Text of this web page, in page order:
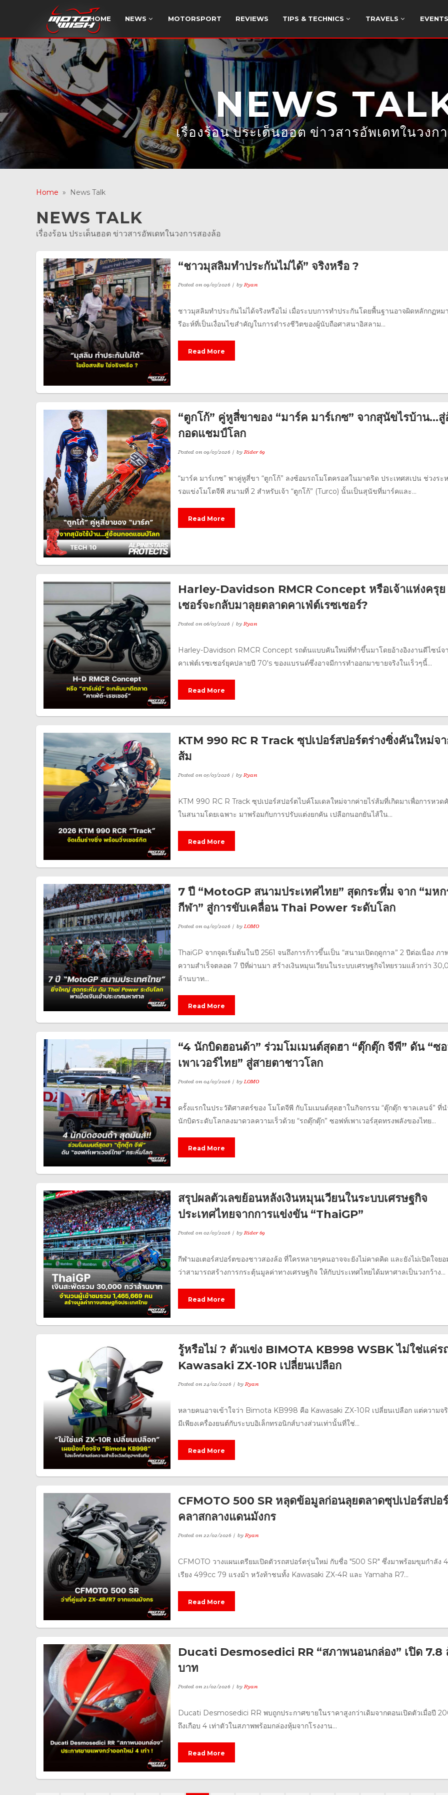
HOME NEWS MOTORSPORT REVIEWS TIPS & TECHNICS TRAVELS EVENTS
NEWS
เรื่องร้อน ประเด็นฮอต ข่าวสารอัพเดทในวงก
Home » News Talk
NEWS TALK
เรื่องร้อน ประเด็นฮอต ข่าวสารอัพเดทในวงการสองล้อ
“ชาวมุสลิมทำประกันไม่ได้” จริงหรือ ?
Posted on09/03/2026 byRyan
ชาวมุสลิมทำประกันไม่ได้จริงหรือไม่ เมื่อระบบการทำประกันโดยพื้นฐานอาจผิดหลักกฏหม
รีอะห์ที่เป็นเงื่อนไขสำคัญในการดำรงชีวิตของผู้นับถือศาสนาอิสลาม...
Read More
“ตูกโก้” คู่หูสี่ขาของ “มาร์ค มาร์เกซ” จากสุนัขไรบ้าน…
กอดแชมป์โลก
Posted on09/03/2026 byRider 69
“มาร์ค มาร์เกซ” พาคู่หูสี่ขา “ตูกโก้” ลงซ้อมรถโมโตครอสในมาดริด ประเทศสเปน ช่วงระ
รอแข่งโมโตจีพี สนามที่ 2 สำหรับเจ้า “ตูกโก้” (Turco) นั้นเป็นสุนัขที่มาร์คและ...
Read More
Harley-Davidson RMCR Concept หรือเจ้าแห่งครุย
เซอร์จะกลับมาลุยตลาดคาเฟ่ต์เรซเซอร์?
Posted on06/03/2026 byRyan
Harley-Davidson RMCR Concept รถต้นแบบคันใหม่ที่ทำขึ้นมาโดยอ้างอิงงานดีไซน์จ
คาเฟ่ต์เรซเซอร์ยุคปลายปี 70's ของแบรนด์ซึ่งอาจมีการทำออกมาขายจริงในเร็วๆนี้...
Read More
KTM 990 RC R Track ซุปเปอร์สปอร์ตร่างซิ่งคันใหม่จา
ส้ม
Posted on05/03/2026 byRyan
KTM 990 RC R Track ซุปเปอร์สปอร์ตไบค์โมเดลใหม่จากค่ายไร่ส้มที่เกิดมาเพื่อการหวด
ในสนามโดยเฉพาะ มาพร้อมกับการปรับแต่งยกคัน เปลือกนอกยันไส้ใน...
Read More
7 ปี “MotoGP สนามประเทศไทย” สุดกระหึ่ม จาก “มห
กีฬา” สู่การขับเคลื่อน Thai Power ระดับโลก
Posted on04/03/2026 byLOMO
ThaiGP จากจุดเริ่มต้นในปี 2561 จนถึงการก้าวขึ้นเป็น “สนามเปิดฤดูกาล” 2 ปีต่อเนื่อง ภา
ความสำเร็จตลอด 7 ปีที่ผ่านมา สร้างเงินหมุนเวียนในระบบเศรษฐกิจไทยรวมแล้วกว่า
ล้านบาท...
Read More
“4 นักบิดฮอนด้า” ร่วมโมเมนต์สุดฮา “ตุ๊กตุ๊ก จีพี” ดัน “ซ
เพาเวอร์ไทย” สู่สายตาชาวโลก
Posted on04/03/2026 byLOMO
ครั้งแรกในประวัติศาสตร์ของ โมโตจีพี กับโมเมนต์สุดฮาในกิจกรรม “ตุ๊กตุ๊ก ชาลเลนจ์” ที่น
นักบิดระดับโลกลงมาดวลความเร็วด้วย “รถตุ๊กตุ๊ก” ซอฟท์เพาเวอร์สุดทรงพลังของไทย...
Read More
สรุปผลตัวเลขย้อนหลังเงินหมุนเวียนในระบบเศรษฐกิจ
ประเทศไทยจากการแข่งขัน “ThaiGP”
Posted on02/03/2026 byRider 69
กีฬามอเตอร์สปอร์ตของชาวสองล้อ ที่ใครหลายๆคนอาจจะยังไม่คาดคิด และยังไม่เปิดใจย
ว่าสามารถสร้างการกระตุ้นมูลค่าทางเศรษฐกิจ ให้กับประเทศไทยได้มหาศาลเป็นวงกว้าง...
Read More
รู้หรือไม่ ? ตัวแข่ง BIMOTA KB998 WSBK ไม่ใช่แค่ร
Kawasaki ZX-10R เปลี่ยนเปลือก
Posted on24/02/2026 byRyan
หลายคนอาจเข้าใจว่า Bimota KB998 คือ Kawasaki ZX-10R เปลี่ยนเปลือก แต่ความจ
มีเพียงเครื่องยนต์กับระบบอิเล็กทรอนิกส์บางส่วนเท่านั้นที่ใช่...
Read More
CFMOTO 500 SR หลุดข้อมูลก่อนลุยตลาดซุปเปอร์สปอ
คลาสกลางแดนมังกร
Posted on22/02/2026 byRyan
CFMOTO วางแผนเตรียมเปิดตัวรถสปอร์ตรุ่นใหม่ กับชื่อ "500 SR" ซึ่งมาพร้อมขุมกำลัง
เรียง 499cc 79 แรงม้า หวังท้าชนทั้ง Kawasaki ZX-4R และ Yamaha R7...
Read More
Ducati Desmosedici RR “สภาพนอนกล่อง” เปิด 7.8
บาท
Posted on21/02/2026 byRyan
Ducati Desmosedici RR พบถูกประกาศขายในราคาสูงกว่าเดิมจากตอนเปิดตัวเมื่อปี
ถึงเกือบ 4 เท่าตัวในสภาพพร้อมกล่องหุ้มจากโรงงาน...
Read More